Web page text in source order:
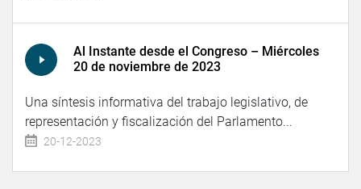
Al Instante desde el Congreso – Miércoles
20 de noviembre de 2023
Una síntesis informativa del trabajo legislativo, de
representación y fiscalización del Parlamento...
20-12-2023